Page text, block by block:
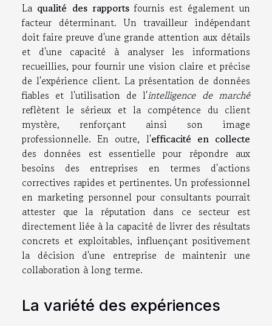
La qualité des rapportsfournis est également un
facteur déterminant. Un travailleur indépendant
doit faire preuve d'une grande attention aux détails
et d'une capacité à analyser les informations
recueillies, pour fournir une vision claire et précise
de l'expérience client. La présentation de données
fiables et l'utilisation de l'intelligence de marché
reflètent le sérieux et la compétence du client
mystère, renforçant ainsi son image
professionnelle. En outre, l'efficacité en collecte
des données est essentielle pour répondre aux
besoins des entreprises en termes d'actions
correctives rapides et pertinentes. Un professionnel
en marketing personnel pour consultants pourrait
attester que la réputation dans ce secteur est
directement liée à la capacité de livrer des résultats
concrets et exploitables, influençant positivement
la décision d'une entreprise de maintenir une
collaboration à long terme.
La variété des expériences